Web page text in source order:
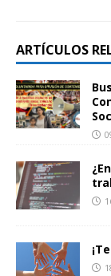
ARTÍCULOS